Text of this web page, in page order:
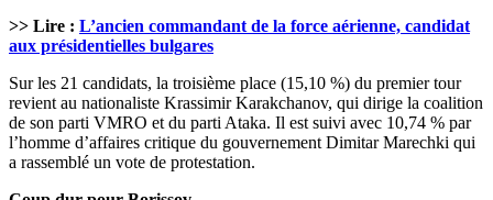
>> Lire : L’ancien commandant de la force aérienne, candidat
aux présidentielles bulgares
Sur les 21 candidats, la troisième place (15,10 %) du premier tour
revient au nationaliste Krassimir Karakchanov, qui dirige la coalition
de son parti VMRO et du parti Ataka. Il est suivi avec 10,74 % par
l’homme d’affaires critique du gouvernement Dimitar Marechki qui
a rassemblé un vote de protestation.